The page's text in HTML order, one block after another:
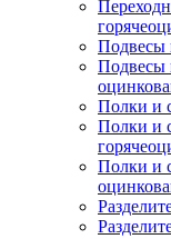
Подвесы
Подвесы
Полки и
Полки и
Полки и